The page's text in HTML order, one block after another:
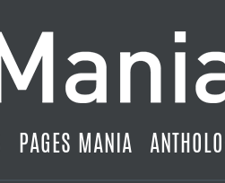
PAGES MANIA